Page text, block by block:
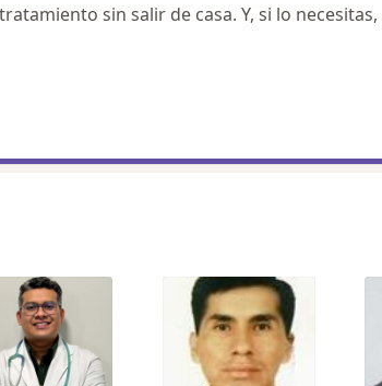
sin salir de casa. Y, si lo necesitas,